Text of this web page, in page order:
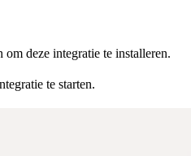
om deze integratie te installeren.
te starten.